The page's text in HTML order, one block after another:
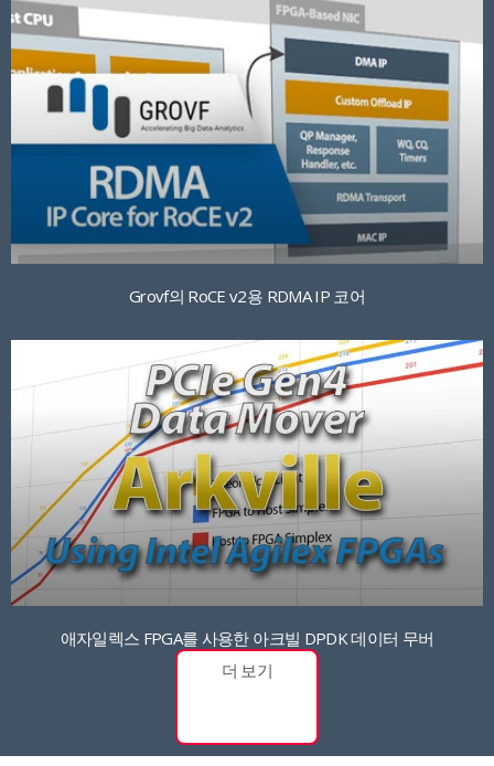
Grovf의 RoCE v2용 RDMA IP 코어
애자일렉스 FPGA를 사용한 아크빌 DPDK 데이터 무버
더 보기